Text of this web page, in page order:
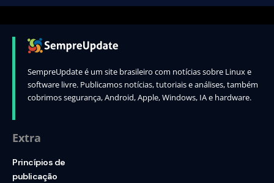
SempreUpdate é um site brasileiro com notícias sobre Linux e
software livre. Publicamos notícias, tutoriais e análises, também
cobrimos segurança, Android, Apple, Windows, IA e hardware.
Extra
Princípios de
publicação